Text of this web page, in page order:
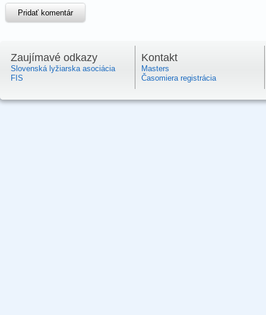
Zaujímavé odkazy
Slovenská lyžiarska asociácia
FIS
Kontakt
Masters
Časomiera registrácia